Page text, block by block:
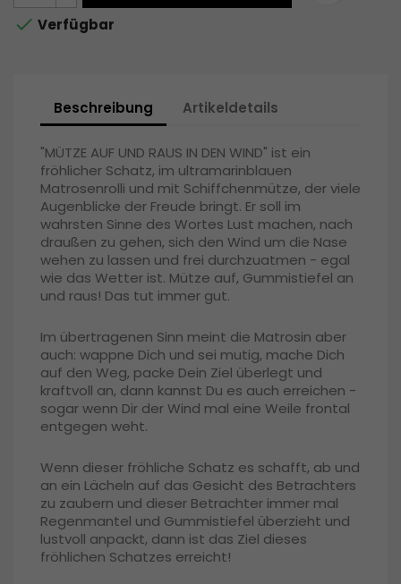
 Verfügbar
Beschreibung Artikeldetails
"MÜTZE AUF UND RAUS IN DEN WIND" ist ein
fröhlicher Schatz, im ultramarinblauen
Matrosenrolli und mit Schiffchenmütze, der viele
Augenblicke der Freude bringt. Er soll im
wahrsten Sinne des Wortes Lust machen, nach
draußen zu gehen, sich den Wind um die Nase
wehen zu lassen und frei durchzuatmen - egal
wie das Wetter ist. Mütze auf, Gummistiefel an
und raus! Das tut immer gut.
Im übertragenen Sinn meint die Matrosin aber
auch: wappne Dich und sei mutig, mache Dich
auf den Weg, packe Dein Ziel überlegt und
kraftvoll an, dann kannst Du es auch erreichen -
sogar wenn Dir der Wind mal eine Weile frontal
entgegen weht.
Wenn dieser fröhliche Schatz es schafft, ab und
an ein Lächeln auf das Gesicht des Betrachters
zu zaubern und dieser Betrachter immer mal
Regenmantel und Gummistiefel überzieht und
lustvoll anpackt, dann ist das Ziel dieses
fröhlichen Schatzes erreicht!